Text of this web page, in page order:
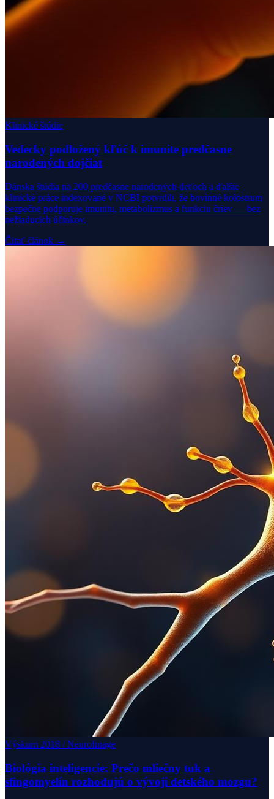
Klinické štúdie
Vedecky podložený kľúč k imunite predčasne
narodených dojčiat
Dánska štúdia na 200 predčasne narodených deťoch a ďalšie
klinické práce indexované v NCBI potvrdili, že bovinné kolostrum
bezpečne podporuje imunitu, metabolizmus a funkciu čriev — bez
nežiaducich účinkov.
Čítať článok →
Výskum 2018 / NeuroImage
Biológia inteligencie: Prečo mliečny tuk a
sfingomyelín rozhodujú o vývoji detského mozgu?